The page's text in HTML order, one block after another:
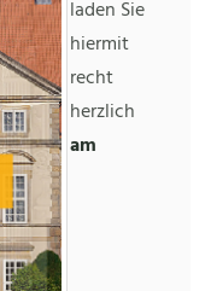
laden Sie
hiermit
recht
herzlich
am